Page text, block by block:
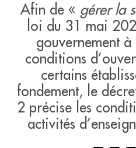
Afin de « gérer la
loi du 31 mai
gouvernement
conditions
certains
fondement, le
2 précise les
activités